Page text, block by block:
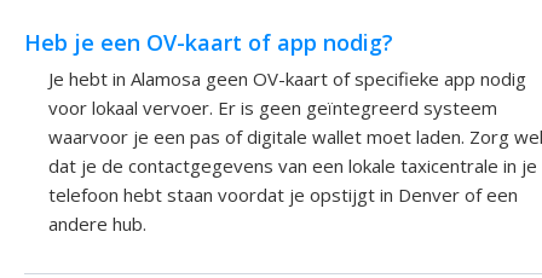
Heb je een OV-kaart of app nodig?
Je hebt in Alamosa geen OV-kaart of specifieke app nodig
voor lokaal vervoer. Er is geen geïntegreerd systeem
waarvoor je een pas of digitale wallet moet laden. Zorg wel
dat je de contactgegevens van een lokale taxicentrale in je
telefoon hebt staan voordat je opstijgt in Denver of een
andere hub.